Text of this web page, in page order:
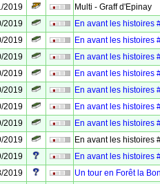
2019
Multi - Graff d'Epinay
2019
En avant les histoires
2019
En avant les histoires
2019
En avant les histoires
2019
En avant les histoires
2019
En avant les histoires
2019
En avant les histoires
2019
En avant les histoires
2019
En avant les histoires
2019
En avant les histoires
2019
Un tour en Forêt la